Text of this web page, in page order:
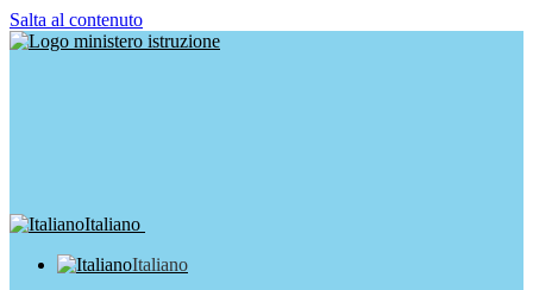
Salta al contenuto
Italiano
Italiano